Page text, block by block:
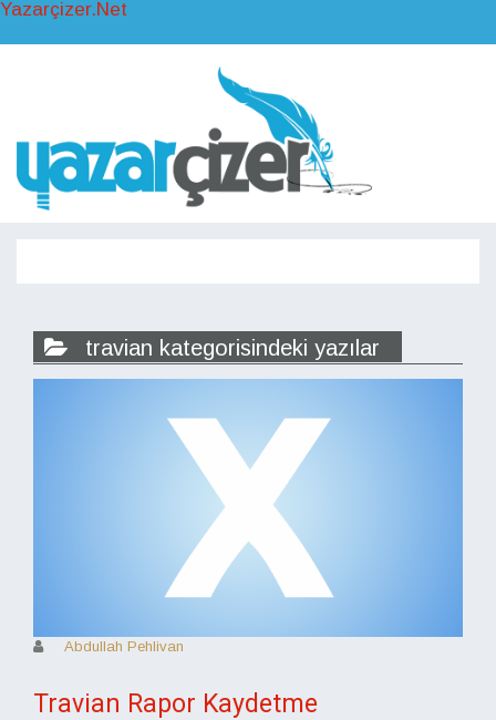
Yazarçizer.Net
travian kategorisindeki yazılar
Abdullah Pehlivan
Travian Rapor Kaydetme